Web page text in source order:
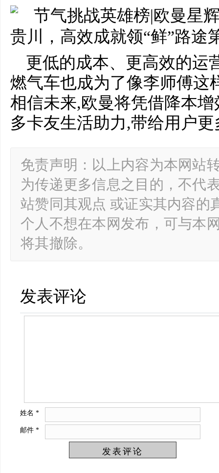
更低的成本、更高效的运
燃气车也成为了像李师傅这
相信未来,欧曼将凭借降本
多卡友生活助力,带给用户
免责声明：以上内容为本网站
为传递更多信息之目的，不代
站赞同其观点 或证实其内容的
个人不想在本网发布，可与本
将其撤除。
发表评论
姓名 *
邮件 *